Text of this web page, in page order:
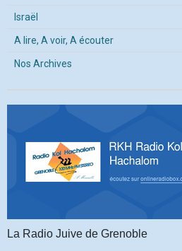
Israël
A lire, A voir, A écouter
Nos Archives
La Radio Juive de Grenoble